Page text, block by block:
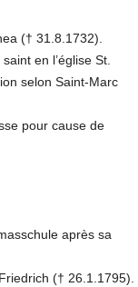
(† 31.8.1732).
en l’église St.
selon Saint-Marc
pour cause de
après sa
(† 26.1.1795).